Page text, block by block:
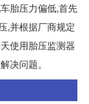
胎压力偏低,首先
,并根据厂商规定
使用胎压监测器
决问题。